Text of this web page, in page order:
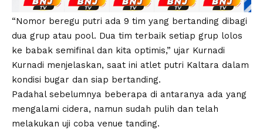
“Nomor beregu putri ada 9 tim yang bertanding dibagi
dua grup atau pool. Dua tim terbaik setiap grup lolos
ke babak semifinal dan kita optimis,” ujar Kurnadi
Kurnadi menjelaskan, saat ini atlet putri Kaltara dalam
kondisi bugar dan siap bertanding.
Padahal sebelumnya beberapa di antaranya ada yang
mengalami cidera, namun sudah pulih dan telah
melakukan uji coba venue tanding.